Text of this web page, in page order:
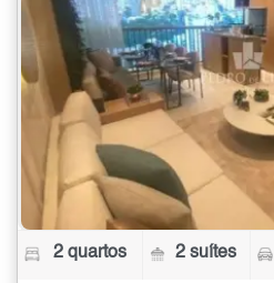
2 quartos 2 suítes